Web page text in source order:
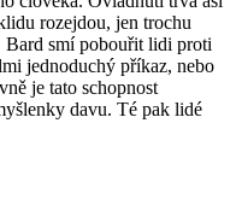
rozejdou, jen trochu
Bard smí pobouřit lidi proti
jednoduchý příkaz, nebo
je tato schopnost
davu. Té pak lidé